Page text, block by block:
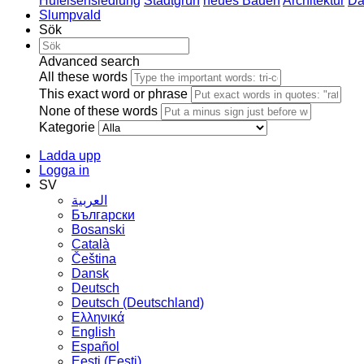
Slumpvald
Sök
Advanced search
All these words
This exact word or phrase
None of these words
Kategorie
Ladda upp
Logga in
SV
العربية
Български
Bosanski
Сatalà
Čeština
Dansk
Deutsch
Deutsch (Deutschland)
Ελληνικά
English
Español
Eesti (Eesti)